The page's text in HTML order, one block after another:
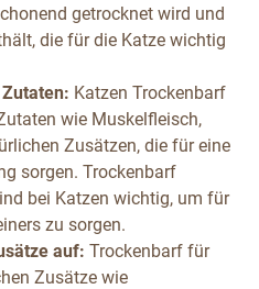
getrocknet wird und
die für die Katze wichtig
Katzen Trockenbarf
wie Muskelfleisch,
Zusätzen, die für eine
sorgen. Trockenbarf
bei Katzen wichtig, um für
zu sorgen.
auf: Trockenbarf für
Zusätze wie